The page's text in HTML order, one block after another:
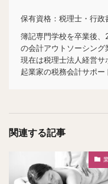
保有資格：税理士・行政
簿記専門学校を卒業後、
の会計アウトソーシング
現在は税理士法人経営
起業家の税務会計サポー
関連する記事